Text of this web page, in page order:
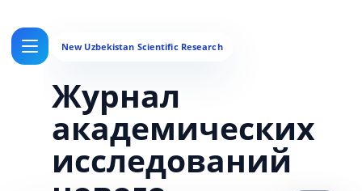
Журнал
академических
исследований